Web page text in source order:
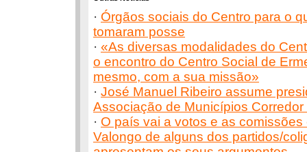
· Órgãos sociais do Centro para o
tomaram posse
· «As diversas modalidades do
o encontro do Centro Social de
mesmo, com a sua missão»
· José Manuel Ribeiro assume
Associação de Municípios
· O país vai a votos e as
Valongo de alguns dos partidos/